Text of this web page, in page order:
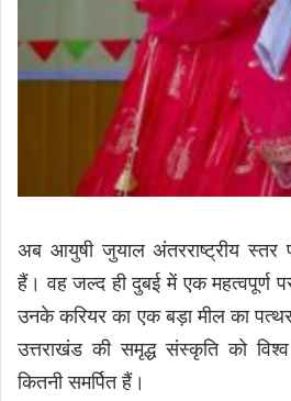
अब आयुषी जुयाल अंतरराष्ट्रीय स्तर
हैं। वह जल्द ही दुबई में एक महत्वपूर्ण
उनके करियर का एक बड़ा मील का
उत्तराखंड की समृद्ध संस्कृति को
कितनी समर्पित हैं।